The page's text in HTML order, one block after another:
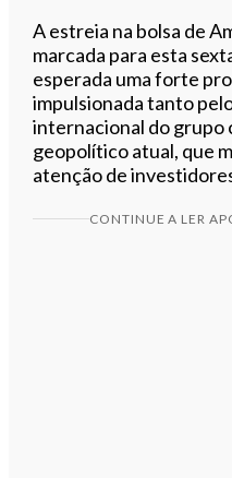
A estreia na bolsa de
marcada para esta
esperada uma forte
impulsionada tanto
internacional do grupo
geopolítico atual, que
atenção de
CONTINUE A LER